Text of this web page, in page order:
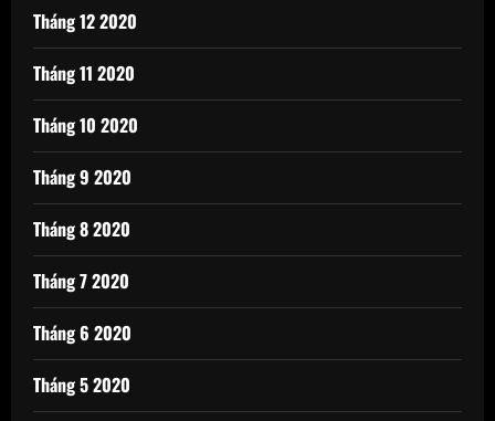
Tháng 12 2020
Tháng 11 2020
Tháng 10 2020
Tháng 9 2020
Tháng 8 2020
Tháng 7 2020
Tháng 6 2020
Tháng 5 2020